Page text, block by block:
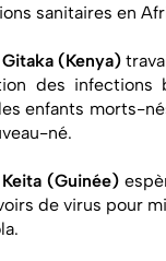
sanitaires en
(Kenya)
des infections
enfants morts-
né.
(Guinée)
de virus pour